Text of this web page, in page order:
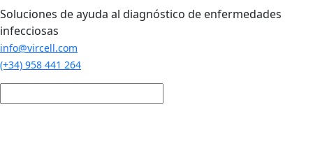
Pasar al contenido principal
Soluciones de ayuda al diagnóstico de enfermedades
infecciosas
info@vircell.com
(+34) 958 441 264